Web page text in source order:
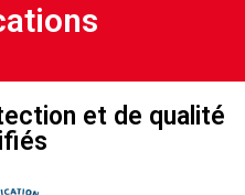
et de qualité